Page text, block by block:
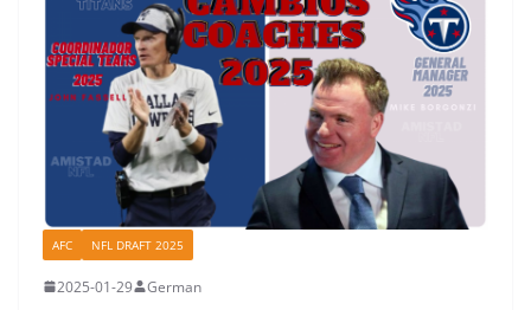
AFC NFL DRAFT 2025
2025-01-29 German